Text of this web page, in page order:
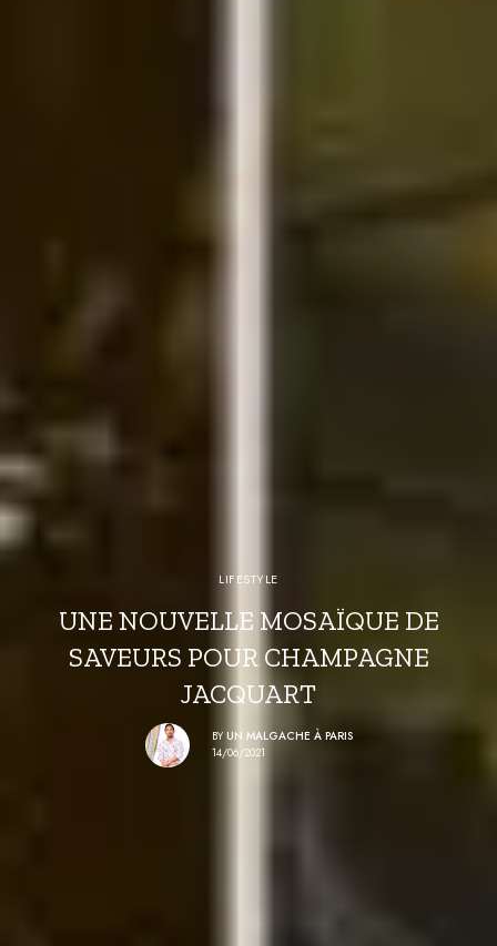
LIFESTYLE
UNE NOUVELLE MOSAÏQUE DE
SAVEURS POUR CHAMPAGNE
JACQUART
BY UN MALGACHE À PARIS
14/06/2021